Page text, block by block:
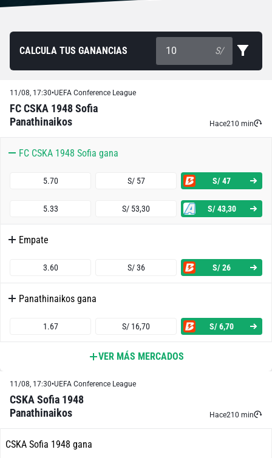
CALCULA TUS GANANCIAS S/
Hace210 min
11/08, 17:30•UEFA Conference League
FC CSKA 1948 Sofia
Panathinaikos
FC CSKA 1948 Sofia gana
5.70 S/ 57 S/ 47
5.33 S/ 53,30 S/ 43,30
Empate
3.60 S/ 36 S/ 26
Panathinaikos gana
1.67 S/ 16,70 S/ 6,70
Ambos Equipos Anotan - Sí
1.75 S/ 17,50
Ambos Equipos Anotan - No
2.07
VER MÁS MERCADOS
Hace210 min
11/08, 17:30•UEFA Conference League
CSKA Sofia 1948
Panathinaikos
CSKA Sofia 1948 gana